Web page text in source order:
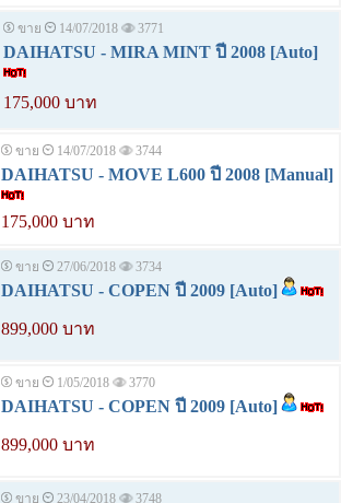
ขาย 14/07/2018 3771
DAIHATSU - MIRA MINT ปี 2008 [Auto]
175,000 บาท
ขาย 14/07/2018 3744
DAIHATSU - MOVE L600 ปี 2008 [Manual]
175,000 บาท
ขาย 27/06/2018 3734
DAIHATSU - COPEN ปี 2009 [Auto]
899,000 บาท
ขาย 1/05/2018 3770
DAIHATSU - COPEN ปี 2009 [Auto]
899,000 บาท
ขาย 23/04/2018 3748